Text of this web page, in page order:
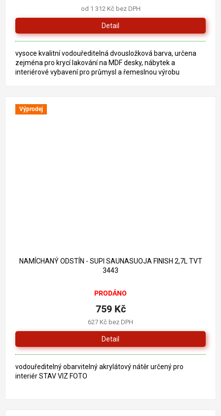
od 1 312 Kč bez DPH
Detail
vysoce kvalitní vodouředitelná dvousložková barva, určena
zejména pro krycí lakování na MDF desky, nábytek a
interiérové vybavení pro průmysl a řemeslnou výrobu
Výprodej
NAMÍCHANÝ ODSTÍN - SUPI SAUNASUOJA FINISH 2,7L TVT
3443
PRODÁNO
627 Kč bez DPH
759 Kč
Detail
vodouředitelný obarvitelný akrylátový nátěr určený pro
interiér STAV VIZ FOTO